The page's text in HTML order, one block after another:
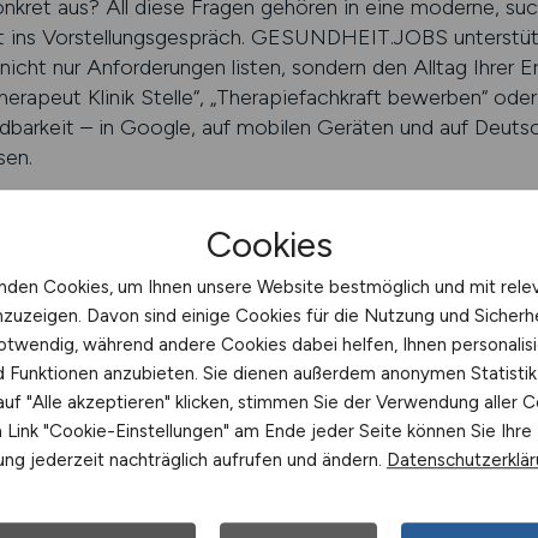
aus? All diese Fragen gehören in eine moderne,
Vorstellungsgespräch. GESUNDHEIT.JOBS
nur Anforderungen listen, sondern den Alltag Ihrer
Klinik Stelle“, „Therapiefachkraft bewerben“
– in Google, auf mobilen Geräten und auf
entdecken
verbessern
offen für Wechsel – sofern Prozesse transparent
wollen, bieten daher nicht nur eine
klare Zuständigkeiten, mobile
und zum Einarbeitungsplan. GESUNDHEIT.JOBS sorgt
gestaltet. Unsere Plattform ermöglicht einfache
Cookies
Cookies, um Ihnen unsere Website bestmöglich und mit
Davon sind einige Cookies für die Nutzung und
während andere Cookies dabei helfen, Ihnen
Funktionen anzubieten. Sie dienen außerdem anonymen
"Alle akzeptieren" klicken, stimmen Sie der Verwendung aller
"Cookie-Einstellungen" am Ende jeder Seite können Sie Ihre
jederzeit nachträglich aufrufen und ändern.